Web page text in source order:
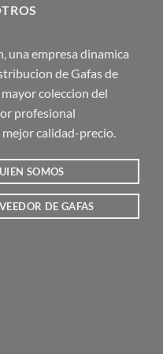
múltiples
opciones
se
pueden
elegir
en
página
de
producto
una empresa dinamica
de Gafas de
coleccion del
profesional
calidad-precio.
SOMOS
DE GAFAS